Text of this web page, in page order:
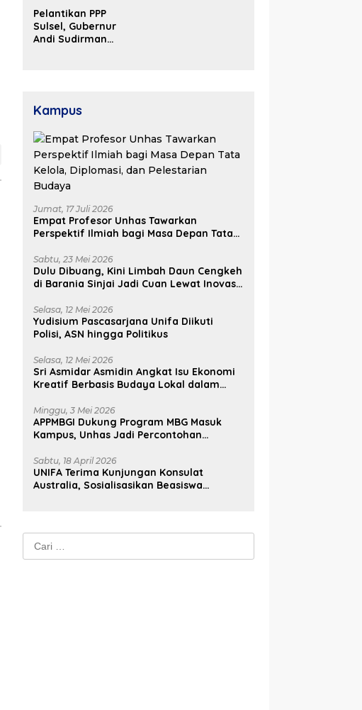
Pelantikan PPP
Sulsel, Gubernur
Andi Sudirman
Daerah
Kampus
Jumat, 17 Juli 2026
Empat Profesor Unhas Tawarkan
Perspektif Ilmiah bagi Masa Depan Tata
Budaya
Sabtu, 23 Mei 2026
Dulu Dibuang, Kini Limbah Daun Cengkeh
di Barania Sinjai Jadi Cuan Lewat Inovasi
Selasa, 12 Mei 2026
Yudisium Pascasarjana Unifa Diikuti
Polisi, ASN hingga Politikus
Selasa, 12 Mei 2026
Sri Asmidar Asmidin Angkat Isu Ekonomi
Kreatif Berbasis Budaya Lokal dalam
Minggu, 3 Mei 2026
APPMBGI Dukung Program MBG Masuk
Kampus, Unhas Jadi Percontohan
Sabtu, 18 April 2026
UNIFA Terima Kunjungan Konsulat
Australia, Sosialisasikan Beasiswa
Cari
untuk: